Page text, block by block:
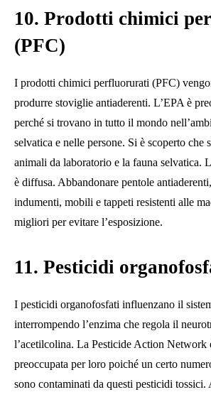
10. Prodotti chimici
(PFC)
I prodotti chimici perfluorurati (PFC)
produrre stoviglie antiaderenti. L’EPA è
perché si trovano in tutto il mondo
selvatica e nelle persone. Si è scoperto che
animali da laboratorio e la fauna selvatica.
è diffusa. Abbandonare pentole
indumenti, mobili e tappeti resistenti alle
migliori per evitare l’esposizione.
11. Pesticidi
I pesticidi organofosfati influenzano il
interrompendo l’enzima che regola il
l’acetilcolina. La Pesticide Action Network
preoccupata per loro poiché un certo
sono contaminati da questi pesticidi tossici.